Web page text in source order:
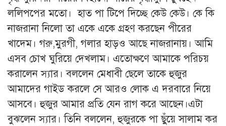
ললিপপের মতো। হাত পা টিপে দিচ্ছে কেউ কেউ। কে কি
নাজরানা নিলো তা একে একে গ্রহণ করছেন পীরের
খাদেম। গরু,মুরগী, গলার হাড়ও আছে নাজরানায়। আমি
এসব চোখ ঘুরিয়ে দেখলাম। এতোক্ষণে আমাকে পরিচয়
করালেন স্যার। বললেন মেধাবী ছেলে তাকে হুজুর
আমাদের গাইড করলে সে আরও লোক এ দরবারে নিয়ে
আসবে। হুজুর আমার প্রতি যেন রাগ করে আছেন।এটা
বুঝলেন স্যার। তিনি বললেন, হুজুরকে পা ছুঁয়ে সালাম কর